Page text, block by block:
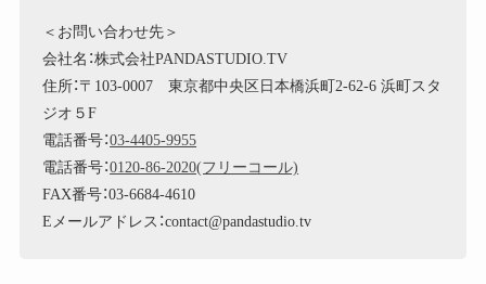
＜お問い合わせ先＞
会社名：株式会社PANDASTUDIO.TV
住所：〒103-0007 東京都中央区日本橋浜町2-62-6 浜町スタ
ジオ５F
電話番号：03-4405-9955
電話番号：0120-86-2020(フリーコール)
FAX番号：03-6684-4610
Eメールアドレス：contact@pandastudio.tv